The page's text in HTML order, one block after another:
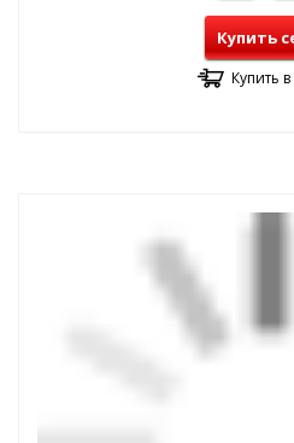
Купить
Купить